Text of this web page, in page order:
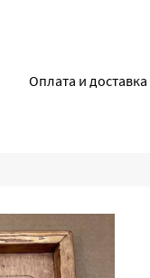
Оплата и доставка